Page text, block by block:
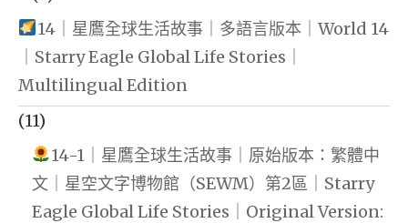
14｜星鷹全球生活故事｜多語言版本｜World 14
｜Starry Eagle Global Life Stories｜
Multilingual Edition
(11)
14-1｜星鷹全球生活故事｜原始版本：繁體中
文｜星空文字博物館（SEWM）第2區｜Starry
Eagle Global Life Stories｜Original Version: